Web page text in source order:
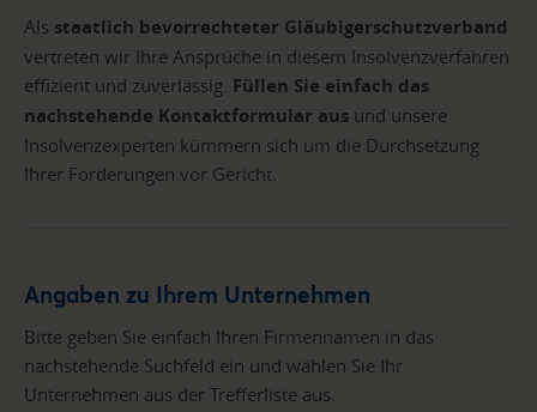
Als staatlich bevorrechteter Gläubigerschutzverband
vertreten wir Ihre Ansprüche in diesem Insolvenzverfahren
effizient und zuverlässig. Füllen Sie einfach das
nachstehende Kontaktformular aus und unsere
Insolvenzexperten kümmern sich um die Durchsetzung
Ihrer Forderungen vor Gericht.
Angaben zu Ihrem Unternehmen
Bitte geben Sie einfach Ihren Firmennamen in das
nachstehende Suchfeld ein und wählen Sie Ihr
Unternehmen aus der Trefferliste aus.